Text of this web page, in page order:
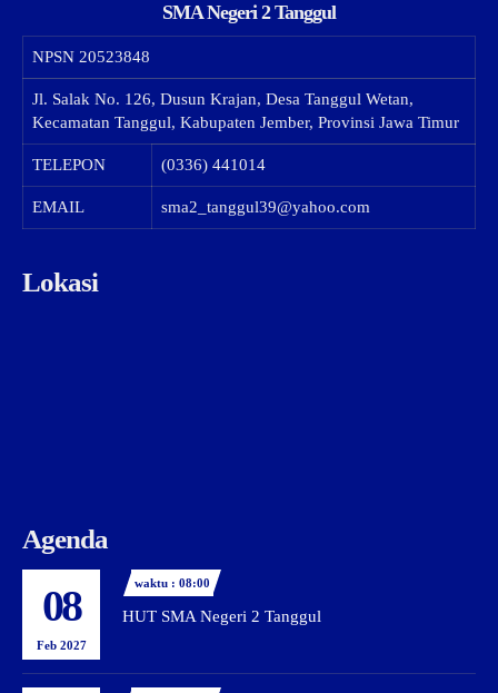
SMA Negeri 2 Tanggul
NPSN 20523848
Jl. Salak No. 126, Dusun Krajan, Desa Tanggul Wetan,
Kecamatan Tanggul, Kabupaten Jember, Provinsi Jawa Timur
TELEPON (0336) 441014
EMAIL sma2_tanggul39@yahoo.com
Lokasi
Agenda
08
Feb 2027
waktu : 08:00
HUT SMA Negeri 2 Tanggul